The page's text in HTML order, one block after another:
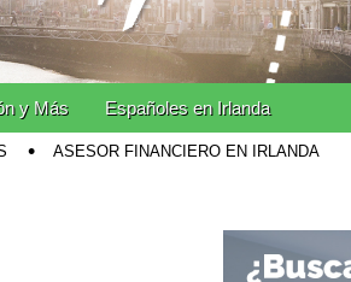
y Más Españoles en Irlanda
ASESOR FINANCIERO EN IRLANDA